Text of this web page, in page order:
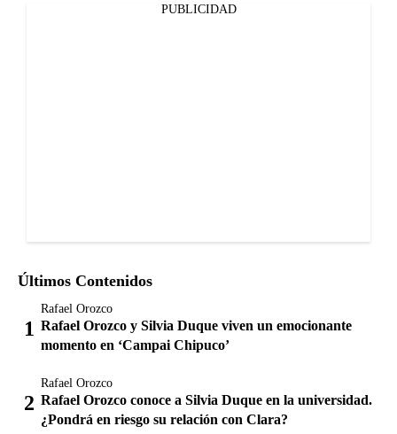
PUBLICIDAD
Últimos Contenidos
Rafael Orozco
Rafael Orozco y Silvia Duque viven un emocionante
momento en ‘Campai Chipuco’
Rafael Orozco
Rafael Orozco conoce a Silvia Duque en la universidad.
¿Pondrá en riesgo su relación con Clara?